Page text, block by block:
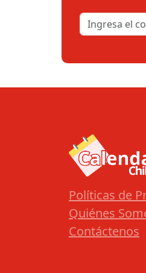
Políticas de
Quiénes
Contáctenos